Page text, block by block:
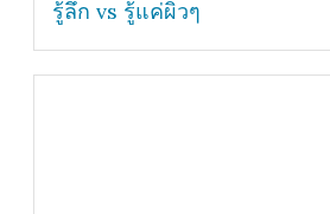
รู้ลึก vs รู้แค่ผิวๆ